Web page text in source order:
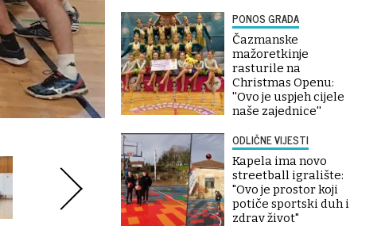
PONOS GRADA
Čazmanske
mažoretkinje
rasturile na
Christmas Openu:
''Ovo je uspjeh cijele
naše zajednice''
ODLIČNE VIJESTI
Kapela ima novo
streetball igralište:
"Ovo je prostor koji
potiče sportski duh i
zdrav život"